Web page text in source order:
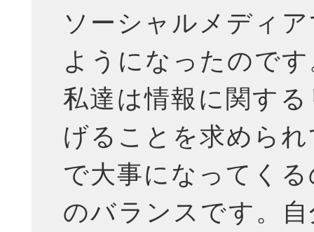
ソーシャルメディ
ようになったので
私達は情報に関す
げることを求めら
で大事になってく
のバランスです。